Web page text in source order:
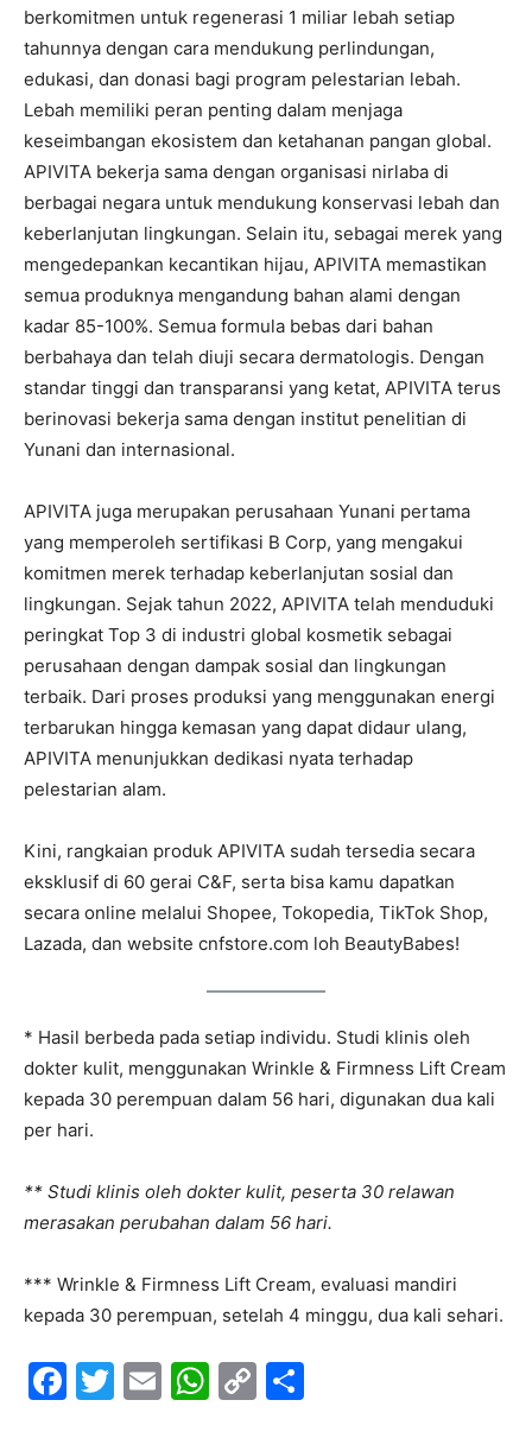
berkomitmen untuk regenerasi 1 miliar lebah setiap
tahunnya dengan cara mendukung perlindungan,
edukasi, dan donasi bagi program pelestarian lebah.
Lebah memiliki peran penting dalam menjaga
keseimbangan ekosistem dan ketahanan pangan global.
APIVITA bekerja sama dengan organisasi nirlaba di
berbagai negara untuk mendukung konservasi lebah dan
keberlanjutan lingkungan. Selain itu, sebagai merek yang
mengedepankan kecantikan hijau, APIVITA memastikan
semua produknya mengandung bahan alami dengan
kadar 85-100%. Semua formula bebas dari bahan
berbahaya dan telah diuji secara dermatologis. Dengan
standar tinggi dan transparansi yang ketat, APIVITA terus
berinovasi bekerja sama dengan institut penelitian di
Yunani dan internasional.
APIVITA juga merupakan perusahaan Yunani pertama
yang memperoleh sertifikasi B Corp, yang mengakui
komitmen merek terhadap keberlanjutan sosial dan
lingkungan. Sejak tahun 2022, APIVITA telah menduduki
peringkat Top 3 di industri global kosmetik sebagai
perusahaan dengan dampak sosial dan lingkungan
terbaik. Dari proses produksi yang menggunakan energi
terbarukan hingga kemasan yang dapat didaur ulang,
APIVITA menunjukkan dedikasi nyata terhadap
pelestarian alam.
Kini, rangkaian produk APIVITA sudah tersedia secara
eksklusif di 60 gerai C&F, serta bisa kamu dapatkan
secara online melalui Shopee, Tokopedia, TikTok Shop,
Lazada, dan website cnfstore.com loh BeautyBabes!
* Hasil berbeda pada setiap individu. Studi klinis oleh
dokter kulit, menggunakan Wrinkle & Firmness Lift Cream
kepada 30 perempuan dalam 56 hari, digunakan dua kali
per hari.
** Studi klinis oleh dokter kulit, peserta 30 relawan
merasakan perubahan dalam 56 hari.
*** Wrinkle & Firmness Lift Cream, evaluasi mandiri
kepada 30 perempuan, setelah 4 minggu, dua kali sehari.
F
T
E
W C